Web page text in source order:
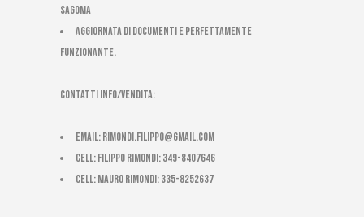
sagoma
AGGIORNATA DI DOCUMENTI E PERFETTAMENTE
FUNZIONANTE.
CONTATTI INFO/VENDITA:
email:rimondi.filippo@gmail.com
cell: Filippo Rimondi: 349-8407646
cell: Mauro Rimondi: 335-8252637